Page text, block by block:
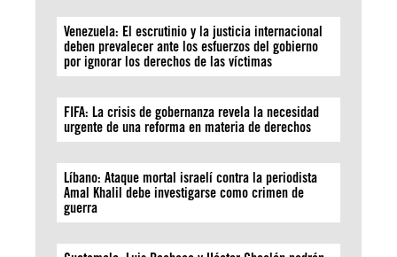
Venezuela: El escrutinio y la justicia internacional
deben prevalecer ante los esfuerzos del gobierno
por ignorar los derechos de las víctimas
FIFA: La crisis de gobernanza revela la necesidad
urgente de una reforma en materia de derechos
Líbano: Ataque mortal israelí contra la periodista
Amal Khalil debe investigarse como crimen de
guerra